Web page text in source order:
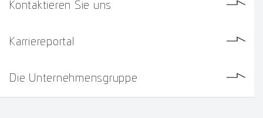
Kontaktieren Sie uns
Karriereportal
Die Unternehmensgruppe